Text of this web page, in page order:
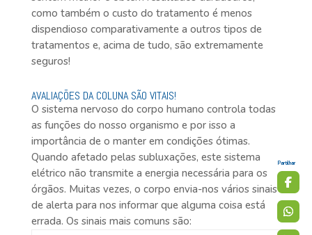
como também o custo do tratamento é menos
dispendioso comparativamente a outros tipos de
tratamentos e, acima de tudo, são extremamente
seguros!
AVALIAÇÕES DA COLUNA SÃO VITAIS!
O sistema nervoso do corpo humano controla todas
as funções do nosso organismo e por isso a
importância de o manter em condições ótimas.
Quando afetado pelas subluxações, este sistema
elétrico não transmite a energia necessária para os
órgãos. Muitas vezes, o corpo envia-nos vários sinais
de alerta para nos informar que alguma coisa está
errada. Os sinais mais comuns são:
Partilhar